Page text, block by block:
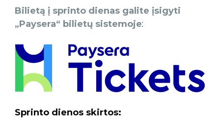
Bilietą į sprinto dienas galite įsigyti
„Paysera“ bilietų sistemoje:
Sprinto dienos skirtos: